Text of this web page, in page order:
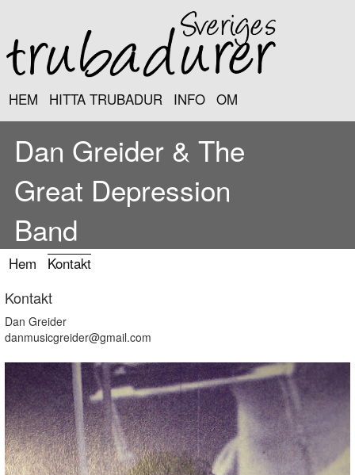
HEM HITTA TRUBADUR INFO OM
Dan Greider & The
Great Depression
Band
Hem Kontakt
Kontakt
Dan Greider
danmusicgreider@gmail.com